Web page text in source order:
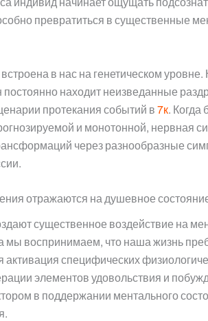
индивид начинает ощущать
превратиться в существенные
в нас на генетическом
постоянно находит неизведанные
протекания событий в 7к. Когда
и монотонной, нервная
через разнообразные
отражаются на душевное
существенное воздействие на
мы воспринимаем, что наша жизнь
активация специфических
элементов удовольствия и
в поддержании ментального